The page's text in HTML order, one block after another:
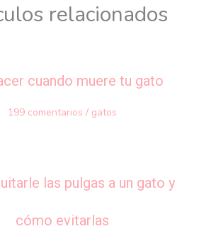
relacionados
cuando muere tu gato
199 comentarios / gatos
las pulgas a un gato y
cómo evitarlas